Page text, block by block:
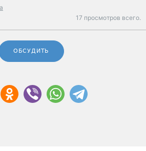
17 просмотров всего.
ОБСУДИТЬ